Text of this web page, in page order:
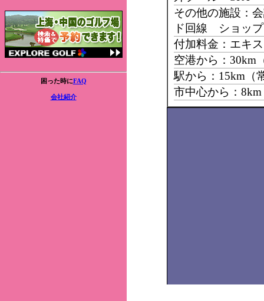
困った時にFAQ
会社紹介
その他の施設：
ド回線 ショッ
付加料金：エキ
空港から：30km
駅から：15km（
市中心から：